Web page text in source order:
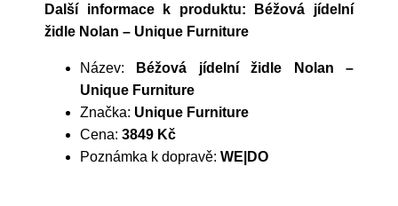
Další informace k produktu: Béžová jídelní
židle Nolan – Unique Furniture
Název:
Béžová jídelní židle Nolan –
Unique Furniture
Značka: Unique Furniture
Cena: 3849 Kč
Poznámka k dopravě: WE|DO